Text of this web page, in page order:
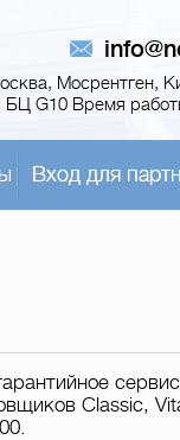
Мосрентген,
БЦ G10 Время
Вход для
Classic,